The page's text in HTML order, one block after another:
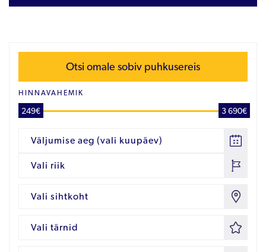
Otsi omale sobiv puhkusereis
HINNAVAHEMIK
249€ 3 690€
Väljumise aeg (vali kuupäev)
Vali riik
Vali sihtkoht
Vali tärnid